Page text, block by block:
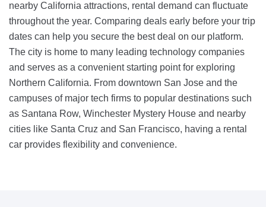
nearby California attractions, rental demand can fluctuate
throughout the year. Comparing deals early before your trip
dates can help you secure the best deal on our platform.
The city is home to many leading technology companies
and serves as a convenient starting point for exploring
Northern California. From downtown San Jose and the
campuses of major tech firms to popular destinations such
as Santana Row, Winchester Mystery House and nearby
cities like Santa Cruz and San Francisco, having a rental
car provides flexibility and convenience.